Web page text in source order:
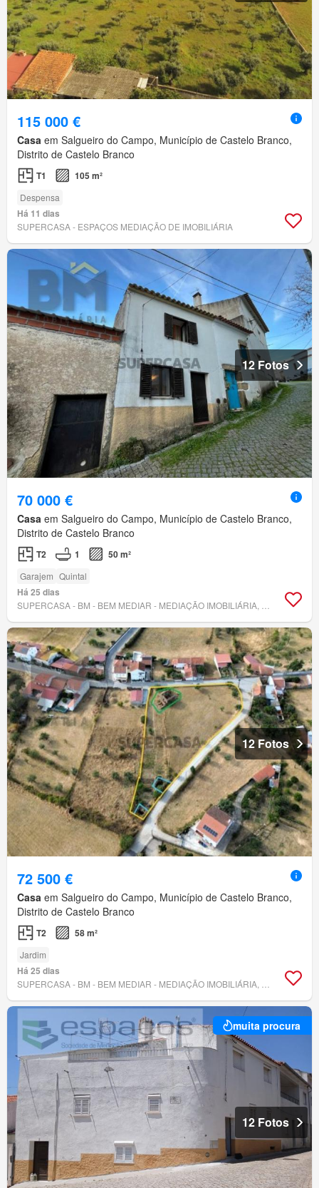
115 000 €
Casa em Salgueiro do Campo, Município de Castelo Branco,
Distrito de Castelo Branco
T1 105 m²
Despensa
Há 11 dias
SUPERCASA - ESPAÇOS MEDIAÇÃO DE IMOBILIÁRIA
12 Fotos
70 000 €
Casa em Salgueiro do Campo, Município de Castelo Branco,
Distrito de Castelo Branco
T2 1 50 m²
Garajem Quintal
Há 25 dias
12 Fotos
72 500 €
Casa em Salgueiro do Campo, Município de Castelo Branco,
Distrito de Castelo Branco
T2 58 m²
Jardim
Há 25 dias
muita procura
12 Fotos